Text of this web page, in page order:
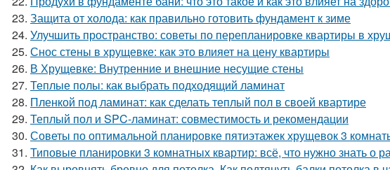
23. Защита от холода: как правильно готовить фундамент к зиме
24. Улучшить пространство: советы по перепланировке квартиры в
25. Снос стены в хрущевке: как это влияет на цену квартиры
26. В Хрущевке: Внутренние и внешние несущие стены
27. Теплые полы: как выбрать подходящий ламинат
28. Пленкой под ламинат: как сделать теплый пол в своей квартире
29. Теплый пол и SPC-ламинат: совместимость и рекомендации
30. Советы по оптимальной планировке пятиэтажек хрущевок 3
31. Типовые планировки 3 комнатных квартир: всё, что нужно знать о